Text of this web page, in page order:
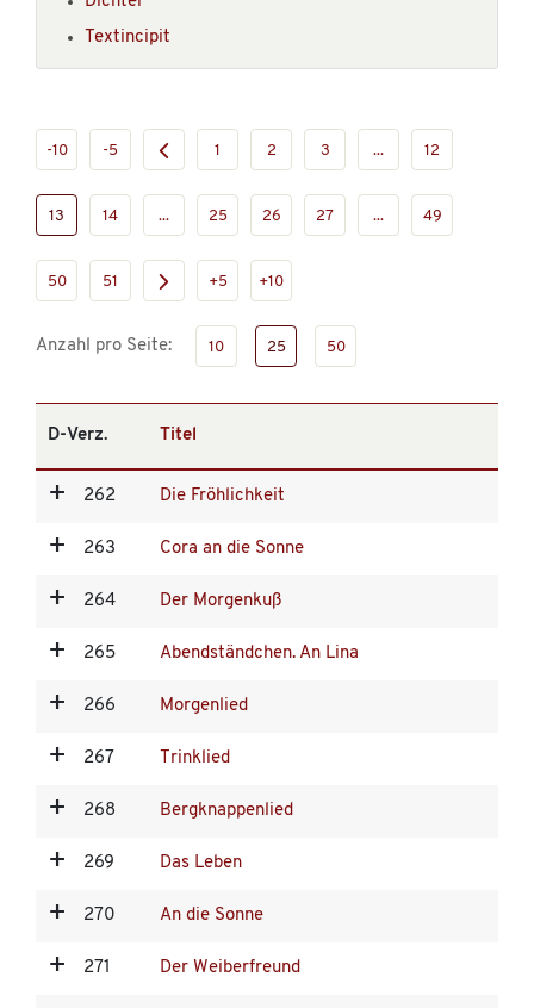
Textincipit
-10 -5 1 2 3 ... 12
13 14 ... 25 26 27 ... 49
50 51 +5 +10
Anzahl pro Seite: 10 25 50
D-Verz. Titel
262 Die Fröhlichkeit
263 Cora an die Sonne
264 Der Morgenkuß
265 Abendständchen. An Lina
266 Morgenlied
267 Trinklied
268 Bergknappenlied
269 Das Leben
270 An die Sonne
271 Der Weiberfreund